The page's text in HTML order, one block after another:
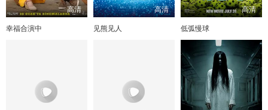
高清
幸福合演中
高清
见熊见人
高清
低弧慢球